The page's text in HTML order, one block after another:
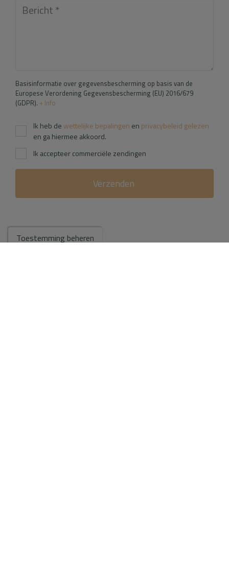
Basisinformatie over gegevensbescherming op basis van de
Europese Verordening Gegevensbescherming (EU) 2016/679
(GDPR). + Info
Ik heb dewettelijke bepalingen en privacybeleid gelezen
en ga hiermee akkoord.
Ik accepteer commerciële zendingen
Verzenden
Toestemming beheren